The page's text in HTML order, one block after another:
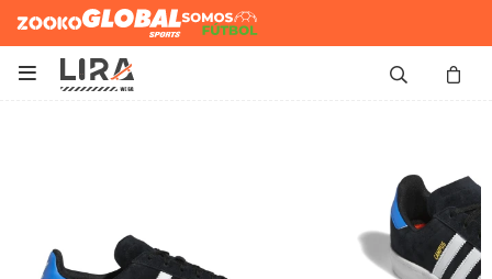
Zooko Global Sports
Somos
Futbol
